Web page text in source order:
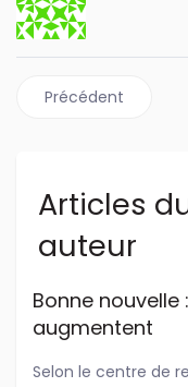
Article précédent :
Précédent
Articles
auteur
Bonne
augmentent
Selon le centre de